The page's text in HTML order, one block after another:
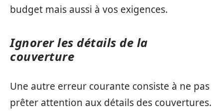
budget mais aussi à vos exigences.
Ignorer les détails de la
couverture
Une autre erreur courante consiste à ne pas
prêter attention aux détails des couvertures.